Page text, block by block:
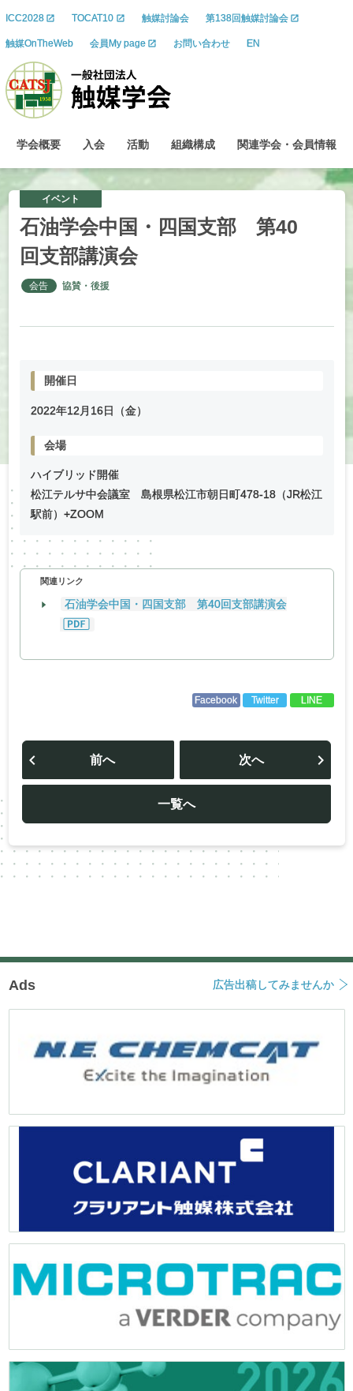
ICC2028 TOCAT10 触媒討論会 第138回触媒討論会
触媒OnTheWeb 会員My page お問い合わせ EN
学会概要 入会 活動 組織構成 関連学会 ・ 会員情報
イベント
石油学会中国 ・ 四国支部 第40
回支部講演会
会告 協賛・後援
開催日
2022年12 月 16日（金）
会場
ハイブリッド開催
松江テルサ中会議室 島根県松江市朝日町478-18（JR松江
駅前）+ZOOM
関連リンク
石油学会中国・四国支部 第40回支部講演会
Facebook Twitter LINE
投
ビ
ー
シ
ョ
前へ
一覧へ
次へ
Ads 広告出稿してみませんか